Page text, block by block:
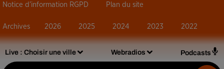
Live : Choisir une ville Webradios Podcasts
Notice d’information RGPD Plan du site
Archives 2026 2025 2024 2023 2022